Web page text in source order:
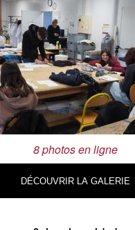
8 photos en ligne
DÉCOUVRIR LA GALERIE